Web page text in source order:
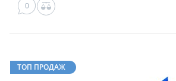
0
ТОП ПРОДАЖ